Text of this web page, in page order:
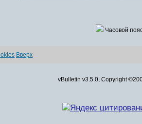
Часовой
Вверх
vBulletin v3.5.0, Copyright